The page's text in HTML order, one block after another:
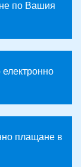
по Вашия
плащане в